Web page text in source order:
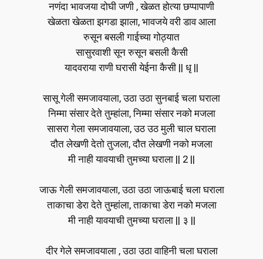
नणंदा भावजया दोघी जणी , खेळत होत्या छप्पापाणी
खेळता खेळता झगडा झाला, भावजये वरी डाव आला
रुसून बसली गाईच्या गोठ्यात
सासुरवाशी सून रुसून बसली कैसी
यादवराया राणी घरासी येईना कैसी || धृ ||
सासू गेली समजावयाला, उठा उठा सुनबाई चला घराला
निम्मा संसार देते तुम्हांला, निम्मा संसार नको मजला
सासरा गेला समजावयाला, उठ उठ मुली चाल घराला
दौत लेखणी देतो तुजला, दौत लेखणी नको मजला
मी नाही यावयाची तुमच्या घराला || 2 ||
जाऊ गेली समजावयाला, उठा उठा जाऊबाई चला घराला
ताकाचा डेरा देते तुम्हांला, ताकाचा डेरा नको मजला
मी नाही यावयाची तुमच्या घराला || ३ ||
दीर गेले समजावयाला , उठा उठा वाहिनी चला घराला